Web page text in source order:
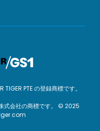
PTE の登録商標です。
式会社の商標です。 © 2025